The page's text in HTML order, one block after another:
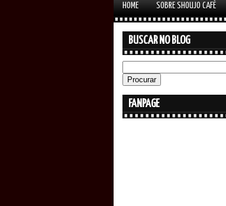
HOME SOBRE SHOUJO CAFÉ
BUSCAR NO BLOG
FANPAGE